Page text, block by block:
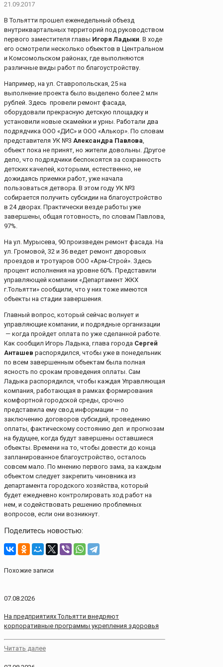
21.09.2017
В Тольятти прошел еженедельный объезд
внутриквартальных территорий под руководством
первого заместителя главы Игоря Ладыки. В ходе
его осмотрели несколько объектов в Центральном
и Комсомольском районах, где выполняются
различные виды работ по благоустройству.
Например, на ул. Ставропольская, 25 на
выполнение проекта было выделено более 2 млн
рублей. Здесь провели ремонт фасада,
оборудовали прекрасную детскую площадку и
установили новые скамейки и урны. Работали два
подрядчика ООО «ДИС» и ООО «Алькор». По словам
представителя УК №3 Александра Павлова,
объект пока не принят, но жители довольны. Другое
дело, что подрядчики беспокоятся за сохранность
детских качелей, которыми, естественно, не
дожидаясь приемки работ, уже начала
пользоваться детвора. В этом году УК №3
собирается получить субсидии на благоустройство
в 24 дворах. Практически везде работы уже
завершены, общая готовность, по словам Павлова,
97%.
На ул. Мурысева, 90 произведен ремонт фасада. На
ул. Громовой, 32 и 36 ведет ремонт дворовых
проездов и тротуаров ООО «Арм-Строй». Здесь
процент исполнения на уровне 60%. Представили
управляющей компании «Департамент ЖКХ
г.Тольятти» сообщили, что у них тоже имеются
объекты на стадии завершения.
Главный вопрос, который сейчас волнует и
управляющие компании, и подрядные организации
— когда пройдет оплата по уже сделанной работе.
Как сообщил Игорь Ладыка, глава города Сергей
Анташев распорядился, чтобы уже в понедельник
по всем завершенным объектам была полная
ясность по срокам проведения оплаты. Сам
Ладыка распорядился, чтобы каждая Управляющая
компания, работающая в рамках формирования
комфортной городской среды, срочно
представила ему свод информации – по
заключению договоров субсидий, проведению
оплаты, фактическому состоянию дел и прогнозам
на будущее, когда будут завершены оставшиеся
объекты. Времени на то, чтобы довести до конца
запланированное благоустройство, осталось
совсем мало. По мнению первого зама, за каждым
объектом следует закрепить чиновника из
департамента городского хозяйства, который
будет ежедневно контролировать ход работ на
нем, и содействовать решению проблемных
вопросов, если они возникнут.
Поделитесь новостью:
Похожие записи
07.08.2026
На предприятиях Тольятти внедряют
корпоративные программы укрепления здоровья
Читать далее